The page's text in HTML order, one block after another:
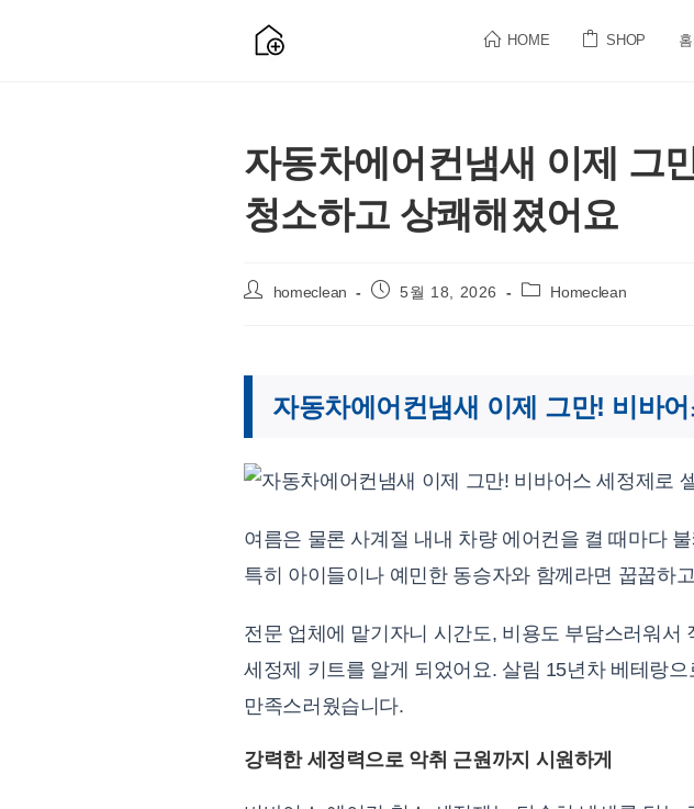
HOME SHOP
자동차에어컨냄새 이제 그
청소하고 상쾌해졌어요
Post
homeclean
Post 5월 18, 2026
Post Homeclean
자동차에어컨냄새 이제 그만! 비바
여름은 물론 사계절 내내 차량 에어컨을 켤 때마다
특히 아이들이나 예민한 동승자와 함께라면 꿉꿉하
전문 업체에 맡기자니 시간도, 비용도 부담스러워
세정제 키트를 알게 되었어요. 살림 15년차 베테랑
만족스러웠습니다.
강력한 세정력으로 악취 근원까지 시원하게